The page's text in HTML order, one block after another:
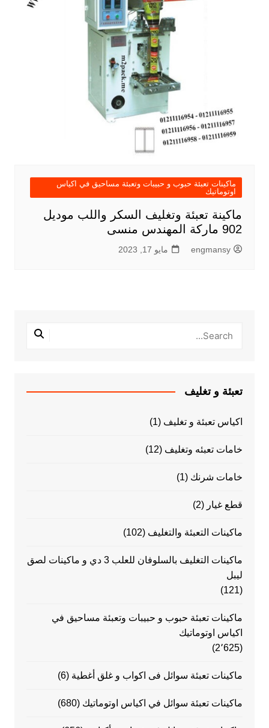
ماكينات تعبئة حبوب و حبيبات وتعبئة مساحيق في اكياس
اوتوماتيك
ماكينة تعبئة وتغليف السكر واللب موديل
902 ماركة المهندس منسى
engmansy مايو 17, 2023
تعبئة و تغليف
اكياس تعبئة و تغليف (1)
خامات تعبئه وتغليف (12)
خامات شرنك (1)
قطع غيار (2)
ماكينات التعبئة والتغليف (102)
ماكينات التغليف بالسلوفان للعلب 3 دي و ماكينات لصق
ليبل
(121)
ماكينات تعبئة حبوب و حبيبات وتعبئة مساحيق في
اكياس اوتوماتيك
(2٬625)
ماكينات تعبئة سوائل فى اكواب و غلق أغطية (6)
ماكينات تعبئة سوائل في اكياس اوتوماتيك (680)